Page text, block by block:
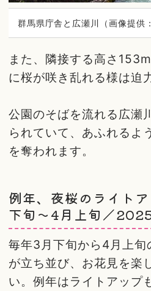
群馬県庁舎と広瀬川（画像提
また、隣接する高さ
に桜が咲き乱れる様は迫
公園のそばを流れる広瀬
られていて、あふれるよ
を奪われます。
例年、夜桜のライト
下旬～4月上旬／2025
毎年3月下旬から4月上旬
が立ち並び、お花見を楽
い。例年はライトアップ